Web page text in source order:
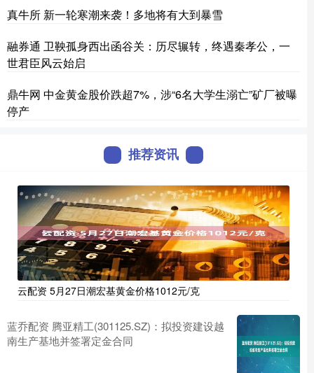
真牛所 新一轮寒潮来袭！多地将有大到暴雪
融券通 卫鞅孤身西出函谷关：历尽辗转，终遇秦孝公，一
世君臣风云始启
鼎牛网 中金黄金股价跌超7%，涉“6名大学生溺亡”矿厂被曝
停产
推荐资讯
云配资 5月27日潮宏基黄金价格1012元/克
蓝乔配资 腾亚精工(301125.SZ)：拟投资建设越
南生产基地并签署定金合同